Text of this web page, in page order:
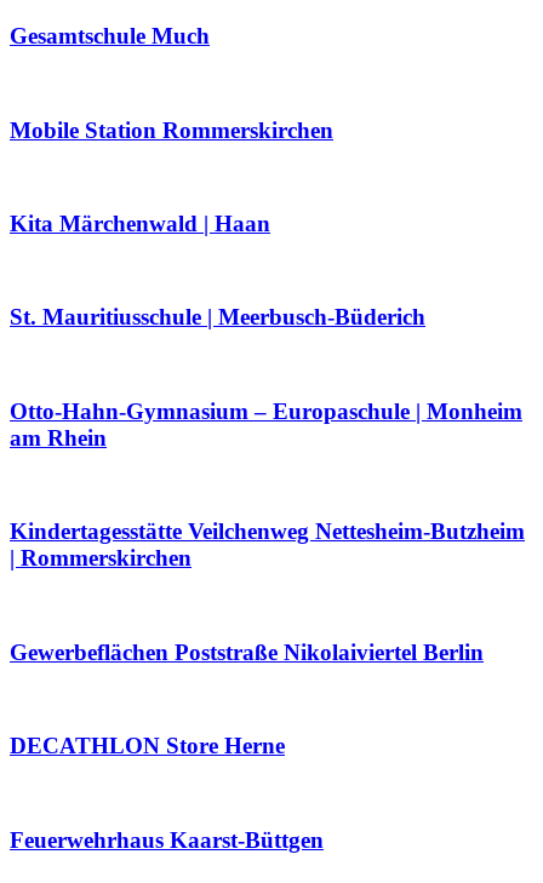
Gesamtschule Much
Mobile Station Rommerskirchen
Kita Märchenwald | Haan
St. Mauritiusschule | Meerbusch-Büderich
Otto-Hahn-Gymnasium – Europaschule | Monheim
am Rhein
Kindertagesstätte Veilchenweg Nettesheim-Butzheim
| Rommerskirchen
Gewerbeflächen Poststraße Nikolaiviertel Berlin
DECATHLON Store Herne
Feuerwehrhaus Kaarst-Büttgen